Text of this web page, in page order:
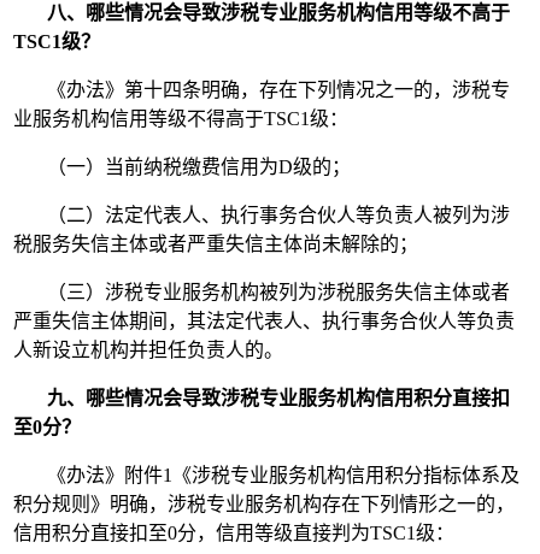
八、哪些情况会导致涉税专业服务机构信用等级不高于
TSC1级？
《办法》第十四条明确，存在下列情况之一的，涉税专
业服务机构信用等级不得高于TSC1级：
（一）当前纳税缴费信用为D级的；
（二）法定代表人、执行事务合伙人等负责人被列为涉
税服务失信主体或者严重失信主体尚未解除的；
（三）涉税专业服务机构被列为涉税服务失信主体或者
严重失信主体期间，其法定代表人、执行事务合伙人等负责
人新设立机构并担任负责人的。
九、哪些情况会导致涉税专业服务机构信用积分直接扣
至0分？
《办法》附件1《涉税专业服务机构信用积分指标体系及
积分规则》明确，涉税专业服务机构存在下列情形之一的，
信用积分直接扣至0分，信用等级直接判为TSC1级：